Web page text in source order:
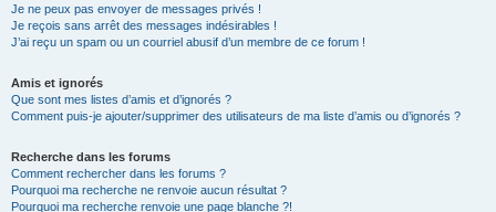
Je ne peux pas envoyer de messages privés !
Je reçois sans arrêt des messages indésirables !
J’ai reçu un spam ou un courriel abusif d’un membre de ce forum !
Amis et ignorés
Que sont mes listes d’amis et d’ignorés ?
Comment puis-je ajouter/supprimer des utilisateurs de ma liste d’amis ou d’ignorés ?
Recherche dans les forums
Comment rechercher dans les forums ?
Pourquoi ma recherche ne renvoie aucun résultat ?
Pourquoi ma recherche renvoie une page blanche ?!